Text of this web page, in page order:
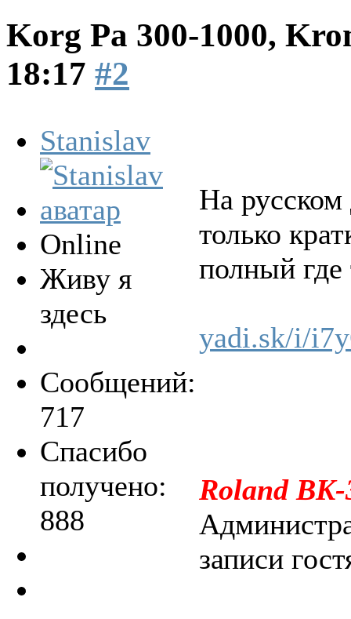
Korg Pa 300-1000,
18:17 #2
Stanislav
Online
Живу я
здесь
Сообщений:
717
Спасибо
получено:
888
На русском
только
полный где
yadi.sk/i/
Roland BK-
записи